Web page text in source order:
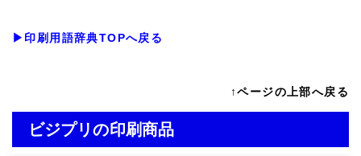
▶印刷用語辞典TOPへ戻る
↑ページの上部へ戻る
ビジプリの印刷商品